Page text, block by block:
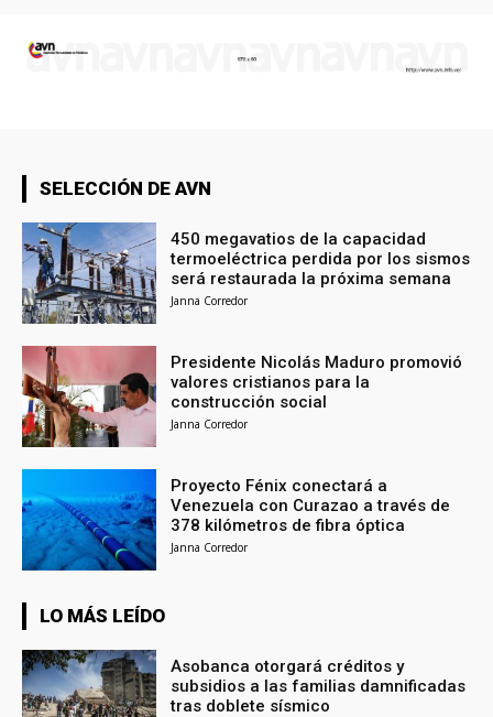
SELECCIÓN DE AVN
450 megavatios de la capacidad
termoeléctrica perdida por los sismos
será restaurada la próxima semana
Janna Corredor
Presidente Nicolás Maduro promovió
valores cristianos para la
construcción social
Janna Corredor
Proyecto Fénix conectará a
Venezuela con Curazao a través de
378 kilómetros de fibra óptica
Janna Corredor
LO MÁS LEÍDO
Asobanca otorgará créditos y
subsidios a las familias damnificadas
tras doblete sísmico